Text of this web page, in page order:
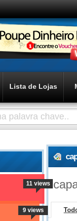
Lista de Lojas
11 views
9 views